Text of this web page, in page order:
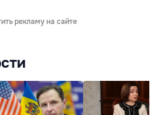
рекламу на сайте